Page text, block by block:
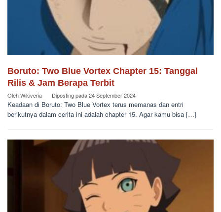
Boruto: Two Blue Vortex Chapter 15: Tanggal
Rilis & Jam Berapa Terbit
OlehWikiveria Diposting pada24 September 2024
Keadaan di Boruto: Two Blue Vortex terus memanas dan entri
berikutnya dalam cerita ini adalah chapter 15. Agar kamu bisa […]